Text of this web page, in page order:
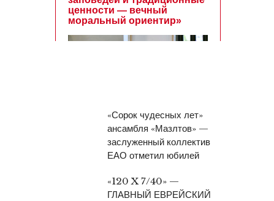
«Сорок чудесных лет»
ансамбля «Мазлтов» —
заслуженный коллектив
ЕАО отметил юбилей
«120 X 7/40» —
ГЛАВНЫЙ ЕВРЕЙСКИЙ